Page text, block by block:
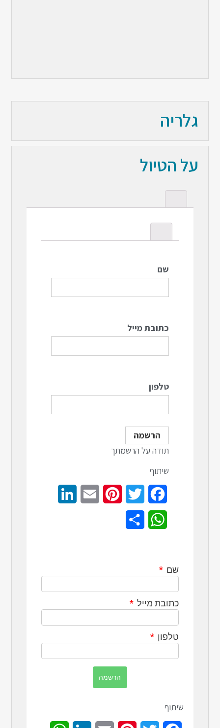
גלריה
על הטיול
שם
כתובת מייל
טלפון
תודה על הרשמתך
שיתוף
Facebook
Twitter
Pinterest
Email
WhatsApp
שם
כתובת מייל
טלפון
שיתוף